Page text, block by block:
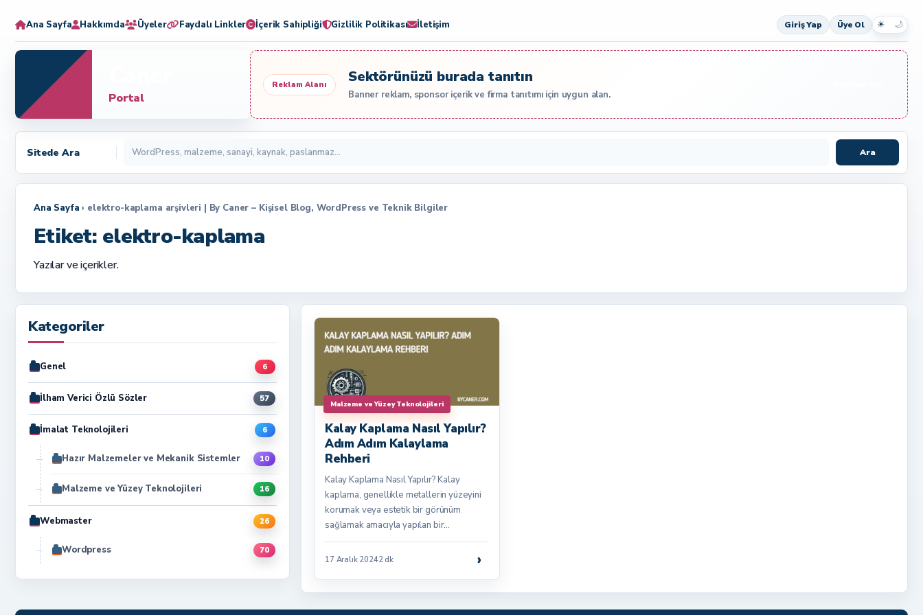
Ana Sayfa Hakkımda Üyeler Faydalı Linkler İçerik Sahipliği Gizlilik Politikası İletişim Giriş Yap Üye Ol ☀ 🌙
Portal
Reklam Alanı Sektörünüzü burada tanıtın
Banner reklam, sponsor içerik ve firma tanıtımı için uygun alan.
Sitede Ara Ara
Ana Sayfa › elektro-kaplama arşivleri | By Caner – Kişisel Blog, WordPress ve Teknik Bilgiler
Etiket: elektro-kaplama
Yazılar ve içerikler.
Kategoriler
Genel 6
İlham Verici Özlü Sözler 57
İmalat Teknolojileri 6
Hazır Malzemeler ve Mekanik Sistemler 10
Malzeme ve Yüzey Teknolojileri 16
Webmaster 26
Wordpress 70
Malzeme ve Yüzey Teknolojileri
Kalay Kaplama Nasıl Yapılır?
Adım Adım Kalaylama
Rehberi
Kalay Kaplama Nasıl Yapılır? Kalay
kaplama, genellikle metallerin yüzeyini
korumak veya estetik bir görünüm
sağlamak amacıyla yapılan bir…
17 Aralık 20242 dk ›